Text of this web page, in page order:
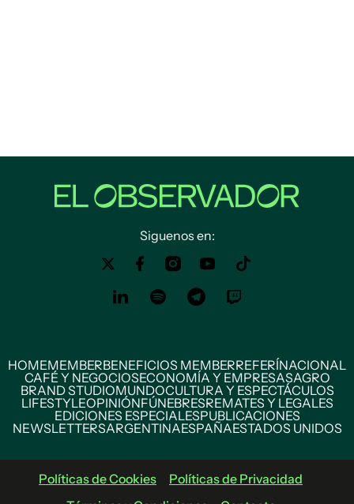
Siguenos en:
HOMEMEMBERBENEFICIOS MEMBERREFERÍNACIONAL
CAFÉ Y NEGOCIOSECONOMÍA Y EMPRESASAGRO
BRAND STUDIOMUNDOCULTURA Y ESPECTÁCULOS
LIFESTYLEOPINIÓNFÚNEBRESREMATES Y LEGALES
EDICIONES ESPECIALESPUBLICACIONES
NEWSLETTERSARGENTINAESPAÑAESTADOS UNIDOS
Políticas de Cookies
Políticas de Privacidad